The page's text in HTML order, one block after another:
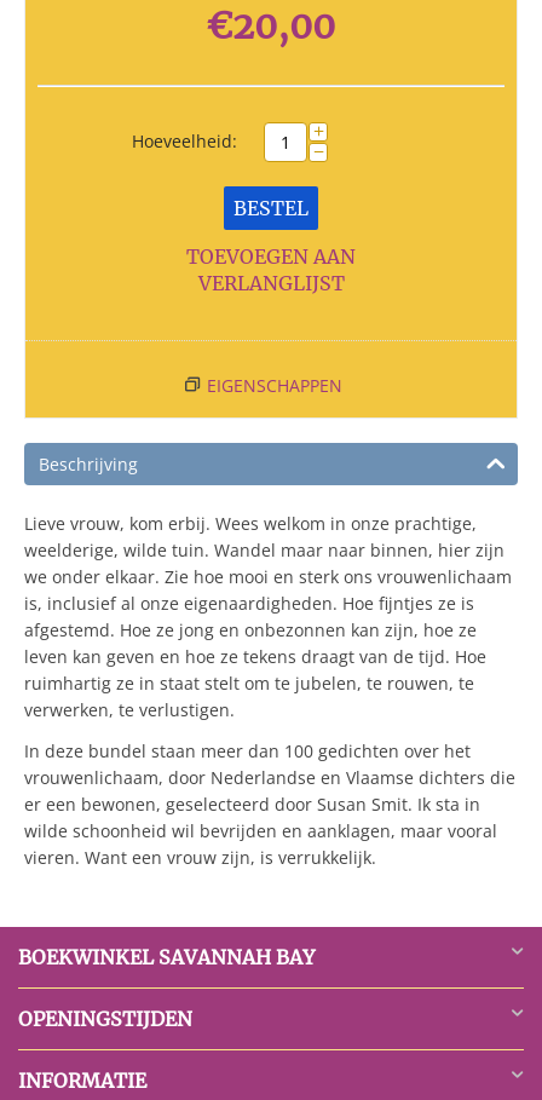
€20,00
Hoeveelheid: +
−
BESTEL
TOEVOEGEN AAN
VERLANGLIJST
EIGENSCHAPPEN
Beschrijving
Lieve vrouw, kom erbij. Wees welkom in onze prachtige,
weelderige, wilde tuin. Wandel maar naar binnen, hier zijn
we onder elkaar. Zie hoe mooi en sterk ons vrouwenlichaam
is, inclusief al onze eigenaardigheden. Hoe fijntjes ze is
afgestemd. Hoe ze jong en onbezonnen kan zijn, hoe ze
leven kan geven en hoe ze tekens draagt van de tijd. Hoe
ruimhartig ze in staat stelt om te jubelen, te rouwen, te
verwerken, te verlustigen.
In deze bundel staan meer dan 100 gedichten over het
vrouwenlichaam, door Nederlandse en Vlaamse dichters die
er een bewonen, geselecteerd door Susan Smit. Ik sta in
wilde schoonheid wil bevrijden en aanklagen, maar vooral
vieren. Want een vrouw zijn, is verrukkelijk.
BOEKWINKEL SAVANNAH BAY
OPENINGSTIJDEN
INFORMATIE